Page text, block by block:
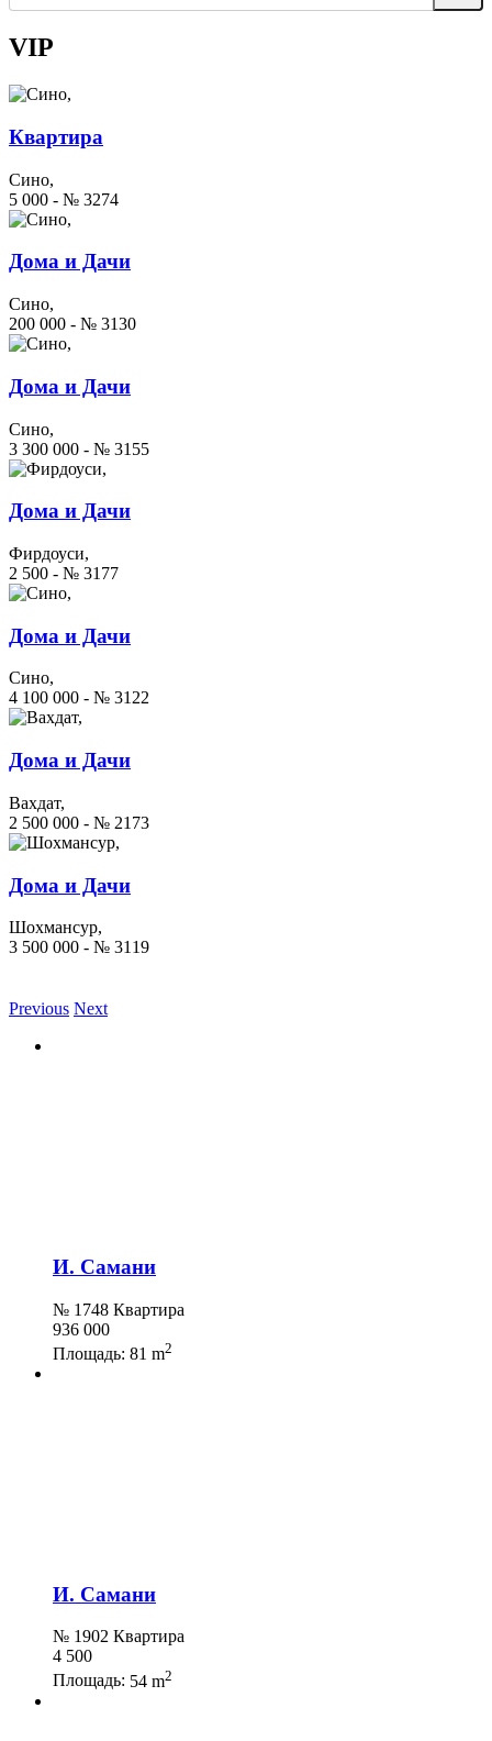
VIP
Квартира
Сино,
5 000 - № 3274
Дома и Дачи
Сино,
200 000 - № 3130
Дома и Дачи
Сино,
3 300 000 - № 3155
Дома и Дачи
Фирдоуси,
2 500 - № 3177
Дома и Дачи
Сино,
4 100 000 - № 3122
Дома и Дачи
Вахдат,
2 500 000 - № 2173
Дома и Дачи
Шохмансур,
3 500 000 - № 3119
Previous Next
И. Самани
№ 1748 Квартира
936 000
Площадь: 81 m2
И. Самани
№ 1902 Квартира
4 500
Площадь: 54 m2